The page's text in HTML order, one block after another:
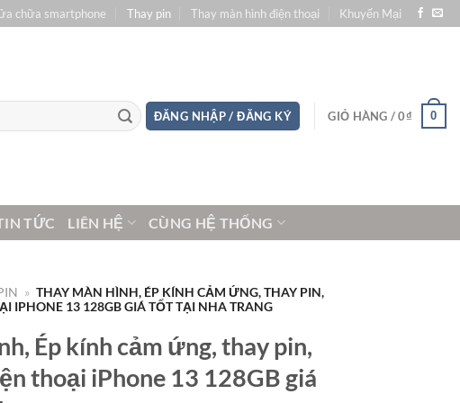
chữa smartphone Thay pin Thay màn hình điện thoại Khuyến Mại
ĐĂNG NHẬP / ĐĂNG KÝ GIỎ HÀNG /0₫ 0
TỨC LIÊN HỆ CÙNG HỆ THỐNG
» THAY MÀN HÌNH, ÉP KÍNH CẢM ỨNG, THAY PIN,
IPHONE 13 128GB GIÁ TỐT TẠI NHA TRANG
Ép kính cảm ứng, thay pin,
thoại iPhone 13 128GB giá